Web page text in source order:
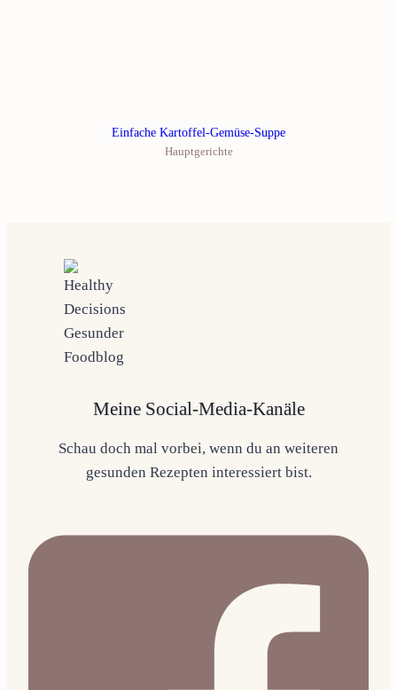
Einfache Kartoffel-Gemüse-Suppe
Hauptgerichte
Meine Social-Media-Kanäle
Schau doch mal vorbei, wenn du an weiteren
gesunden Rezepten interessiert bist.